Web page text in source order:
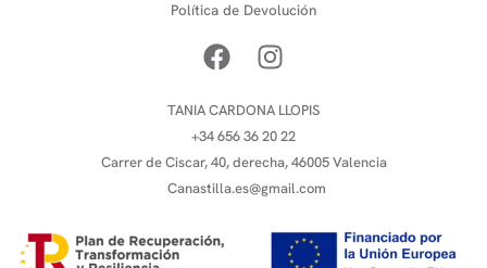
Política de Devolución
TANIA CARDONA LLOPIS
+34 656 36 20 22
Carrer de Ciscar, 40, derecha, 46005 Valencia
Canastilla.es@gmail.com